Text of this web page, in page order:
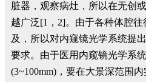
脏器，观察病灶，所以在无创
越广泛[1，2]。由于各种体腔
及，所以对内窥镜光学系统提
要求。由于医用内窥镜光学系
(3~100mm)，要在大景深范围